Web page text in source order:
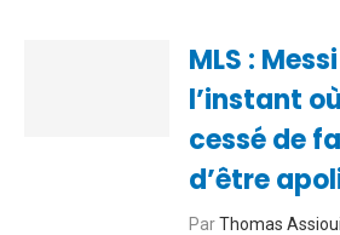
MLS :
l’instant
cessé de
d’être
ParThomas Assioui